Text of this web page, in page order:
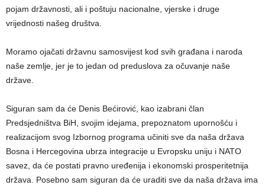
pojam državnosti, ali i poštuju nacionalne, vjerske i druge
vrijednosti našeg društva.
Moramo ojačati državnu samosvijest kod svih građana i naroda
naše zemlje, jer je to jedan od preduslova za očuvanje naše
države.
Siguran sam da će Denis Bećirović, kao izabrani član
Predsjedništva BiH, svojim idejama, prepoznatom upornošću i
realizacijom svog Izbornog programa učiniti sve da naša država
Bosna i Hercegovina ubrza integracije u Evropsku uniju i NATO
savez, da će postati pravno uređenija i ekonomski prosperitetnija
država. Posebno sam siguran da će uraditi sve da naša država ima